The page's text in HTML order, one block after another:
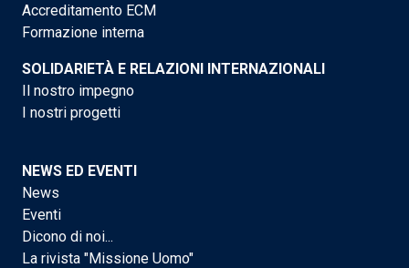
Accreditamento ECM
Formazione interna
SOLIDARIETÀ E RELAZIONI INTERNAZIONALI
Il nostro impegno
I nostri progetti
NEWS ED EVENTI
News
Eventi
Dicono di noi...
La rivista "Missione Uomo"